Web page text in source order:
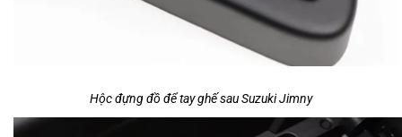
Hộc đựng đồ để tay ghế sau Suzuki Jimny